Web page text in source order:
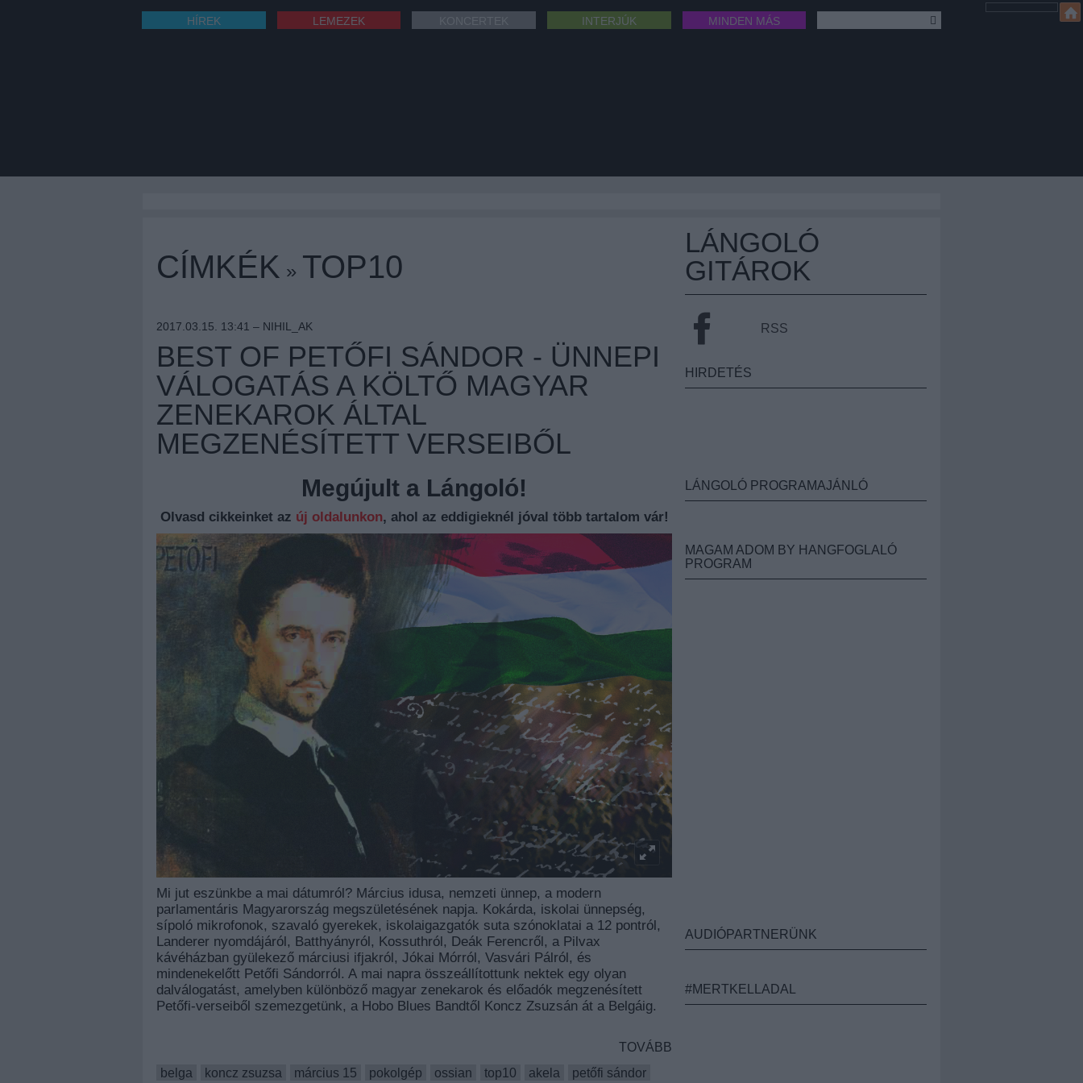
HÍREK LEMEZEK INTERJÚK MINDEN MÁS
CÍMKÉK » TOP10
2017.03.15. 13:41 – NIHIL_AK
BEST OF PETŐFI SÁNDOR - ÜNNEPI
VÁLOGATÁS A KÖLTŐ MAGYAR
ZENEKAROK ÁLTAL
MEGZENÉSÍTETT VERSEIBŐL
Megújult a Lángoló!
Olvasd cikkeinket az új oldalunkon, ahol az eddigieknél jóval több tartalom vár!
Mi jut eszünkbe a mai dátumról? Március idusa, nemzeti ünnep, a modern
parlamentáris Magyarország megszületésének napja. Kokárda, iskolai ünnepség,
sípoló mikrofonok, szavaló gyerekek, iskolaigazgatók suta szónoklatai a 12 pontról,
Landerer nyomdájáról, Batthyányról, Kossuthról, Deák Ferencről, a Pilvax
kávéházban gyülekező márciusi ifjakról, Jókai Mórról, Vasvári Pálról, és
mindenekelőtt Petőfi Sándorról. A mai napra összeállítottunk nektek egy olyan
dalválogatást, amelyben különböző magyar zenekarok és előadók megzenésített
Petőfi-verseiből szemezgetünk, a Hobo Blues Bandtől Koncz Zsuzsán át a Belgáig.
TOVÁBB
belga
koncz zsuzsa március 15 pokolgép ossian top10 akela
petőfi sándor
LÁNGOLÓ
GITÁROK
RSS
HIRDETÉS
LÁNGOLÓ PROGRAMAJÁNLÓ
MAGAM ADOM BY HANGFOGLALÓ
PROGRAM
AUDIÓPARTNERÜNK
#MERTKELLADAL